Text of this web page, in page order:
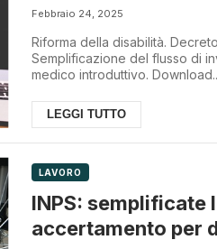
Febbraio 24, 2025
Riforma della disabilità.
Semplificazione del flusso di
medico introduttivo.
LEGGI TUTTO
LAVORO
INPS: semplificate
accertamento per